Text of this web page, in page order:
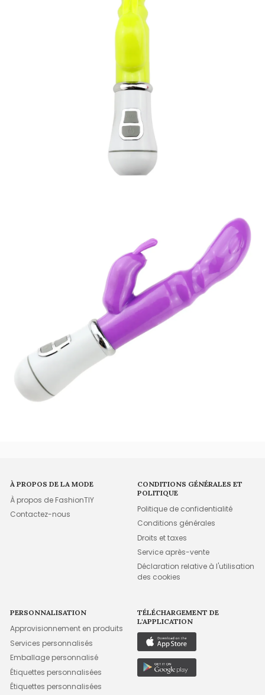
À PROPOS DE LA MODE
À propos de FashionTIY
Contactez-nous
CONDITIONS GÉNÉRALES ET
POLITIQUE
Politique de confidentialité
Conditions générales
Droits et taxes
Service après-vente
Déclaration relative à l'utilisation
des cookies
PERSONNALISATION
Approvisionnement en produits
Services personnalisés
Emballage personnalisé
Étiquettes personnalisées
Étiquettes personnalisées
TÉLÉCHARGEMENT DE
L'APPLICATION